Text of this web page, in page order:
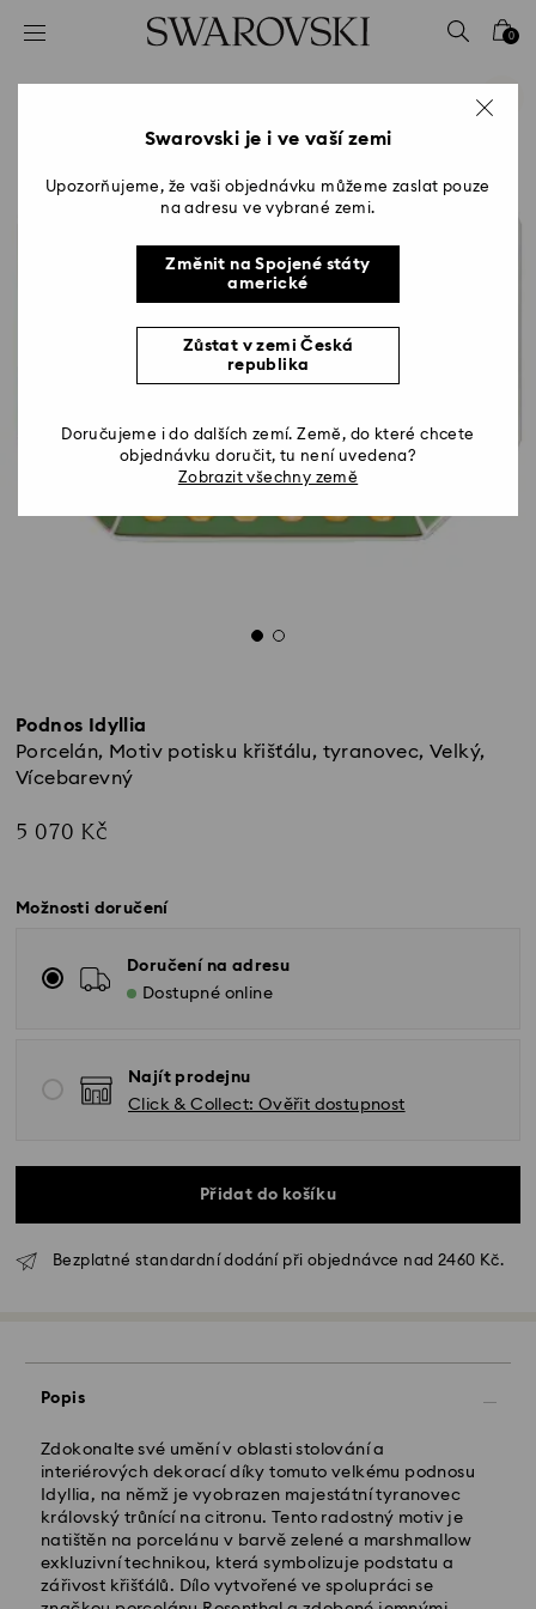
Seznam přístupových kódů 0
Podnos Idyllia
Porcelán, Motiv potisku křišťálu, tyranovec, Velký,
Vícebarevný
5 070 Kč
Možnosti doručení
Doručení na adresu
Dostupné online
Najít prodejnu
Click & Collect: Ověřit dostupnost
Přidat do košíku
Bezplatné standardní dodání při objednávce nad 2460 Kč.
Popis
Zdokonalte své umění v oblasti stolování a
interiérových dekorací díky tomuto velkému podnosu
Idyllia, na němž je vyobrazen majestátní tyranovec
královský trůnící na citronu. Tento radostný motiv je
natištěn na porcelánu v barvě zelené a marshmallow
exkluzivní technikou, která symbolizuje podstatu a
zářivost křišťálů. Dílo vytvořené ve spolupráci se
Objednávky podané od pondělí do pátku do 10:00
den.
Standardní dodací lhůta: 2 pracovní dny po
zpracování a odeslání
Standardní náklady na dopravu: CZK 180
Standardní doprava zdarma nad: CZK 2460
Swarovski je i ve vaší zemi
Upozorňujeme, že vaši objednávku můžeme zaslat pouze
na adresu ve vybrané zemi.
Změnit na Spojené státy
americké
Zůstat v zemi Česká
republika
Doručujeme i do dalších zemí. Země, do které chcete
objednávku doručit, tu není uvedena?
Zobrazit všechny země